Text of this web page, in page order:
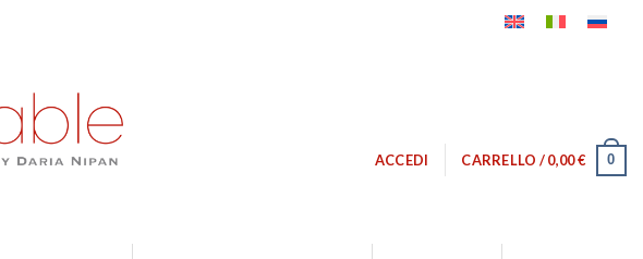
ACCEDI CARRELLO /0,00€ 0